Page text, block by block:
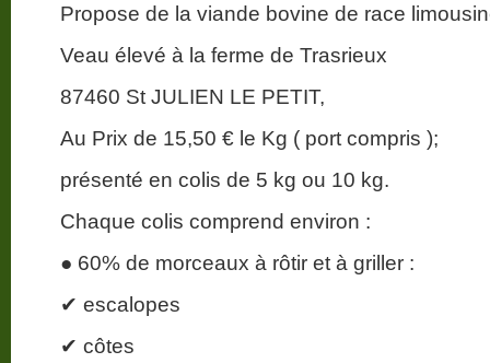
Propose de la viande bovine de race
Veau élevé à la ferme de Trasrieux
87460 St JULIEN LE PETIT,
Au Prix de 15,50 € le Kg ( port compris );
présenté en colis de 5 kg ou 10 kg.
Chaque colis comprend environ :
● 60% de morceaux à rôtir et à griller :
✔ escalopes
✔ côtes